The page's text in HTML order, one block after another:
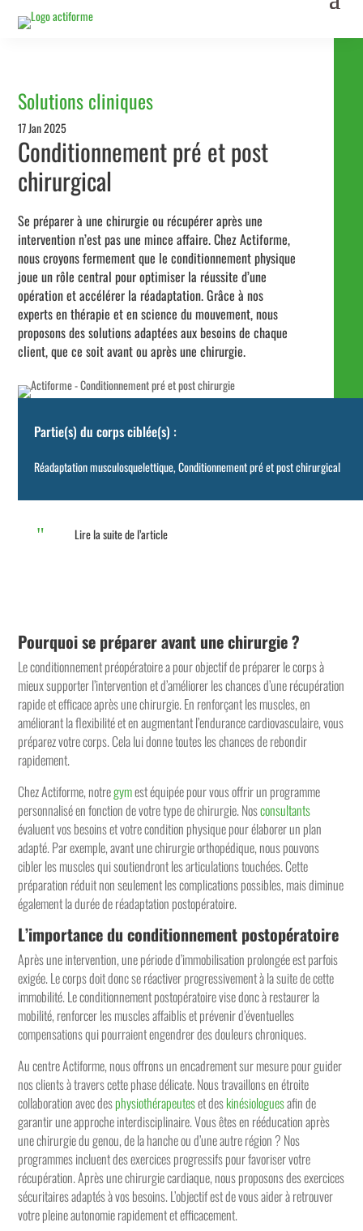
Solutions cliniques
17 Jan 2025
Conditionnement pré et post
chirurgical
Se préparer à une chirurgie ou récupérer après une
intervention n’est pas une mince affaire. Chez Actiforme,
nous croyons fermement que le conditionnement physique
joue un rôle central pour optimiser la réussite d’une
opération et accélérer la réadaptation. Grâce à nos
experts en thérapie et en science du mouvement, nous
proposons des solutions adaptées aux besoins de chaque
client, que ce soit avant ou après une chirurgie.
Partie(s) du corps ciblée(s) :
Réadaptation musculosquelettique,Conditionnement pré et post chirurgical
" Lire la suite de l’article
Pourquoi se préparer avant une chirurgie ?
Le conditionnement préopératoire a pour objectif de préparer le corps à
mieux supporter l’intervention et d’améliorer les chances d’une récupération
rapide et efficace après une chirurgie. En renforçant les muscles, en
améliorant la flexibilité et en augmentant l’endurance cardiovasculaire, vous
préparez votre corps. Cela lui donne toutes les chances de rebondir
rapidement.
Chez Actiforme, notregymest équipée pour vous offrir un programme
personnalisé en fonction de votre type de chirurgie. Nosconsultants
évaluent vos besoins et votre condition physique pour élaborer un plan
adapté. Par exemple, avant une chirurgie orthopédique, nous pouvons
cibler les muscles qui soutiendront les articulations touchées. Cette
préparation réduit non seulement les complications possibles, mais diminue
également la durée de réadaptation postopératoire.
L’importance du conditionnement postopératoire
Après une intervention, une période d’immobilisation prolongée est parfois
exigée. Le corps doit donc se réactiver progressivement à la suite de cette
immobilité. Le conditionnement postopératoire vise donc à restaurer la
mobilité, renforcer les muscles affaiblis et prévenir d’éventuelles
compensations qui pourraient engendrer des douleurs chroniques.
Au centre Actiforme, nous offrons un encadrement sur mesure pour guider
nos clients à travers cette phase délicate. Nous travaillons en étroite
collaboration avec desphysiothérapeuteset deskinésiologuesafin de
garantir une approche interdisciplinaire. Vous êtes en rééducation après
une chirurgie du genou, de la hanche ou d’une autre région ? Nos
programmes incluent des exercices progressifs pour favoriser votre
récupération. Après une chirurgie cardiaque, nous proposons des exercices
sécuritaires adaptés à vos besoins. L’objectif est de vous aider à retrouver
votre pleine autonomie rapidement et efficacement.